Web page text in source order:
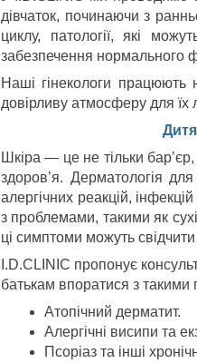
дівчаток, починаючи з
циклу, патології, які
забезпечення нормального
Наші гінекологи
довірливу атмосферу для їх
Шкіра — це не тільки
здоров’я. Дерматологія
алергічних реакцій,
з проблемами, такими як
ці симптоми можуть
I.D.CLINIC пропонує
батькам впоратися з
Атопічний дерматит.
Алергічні висипи та
Псоріаз та інші